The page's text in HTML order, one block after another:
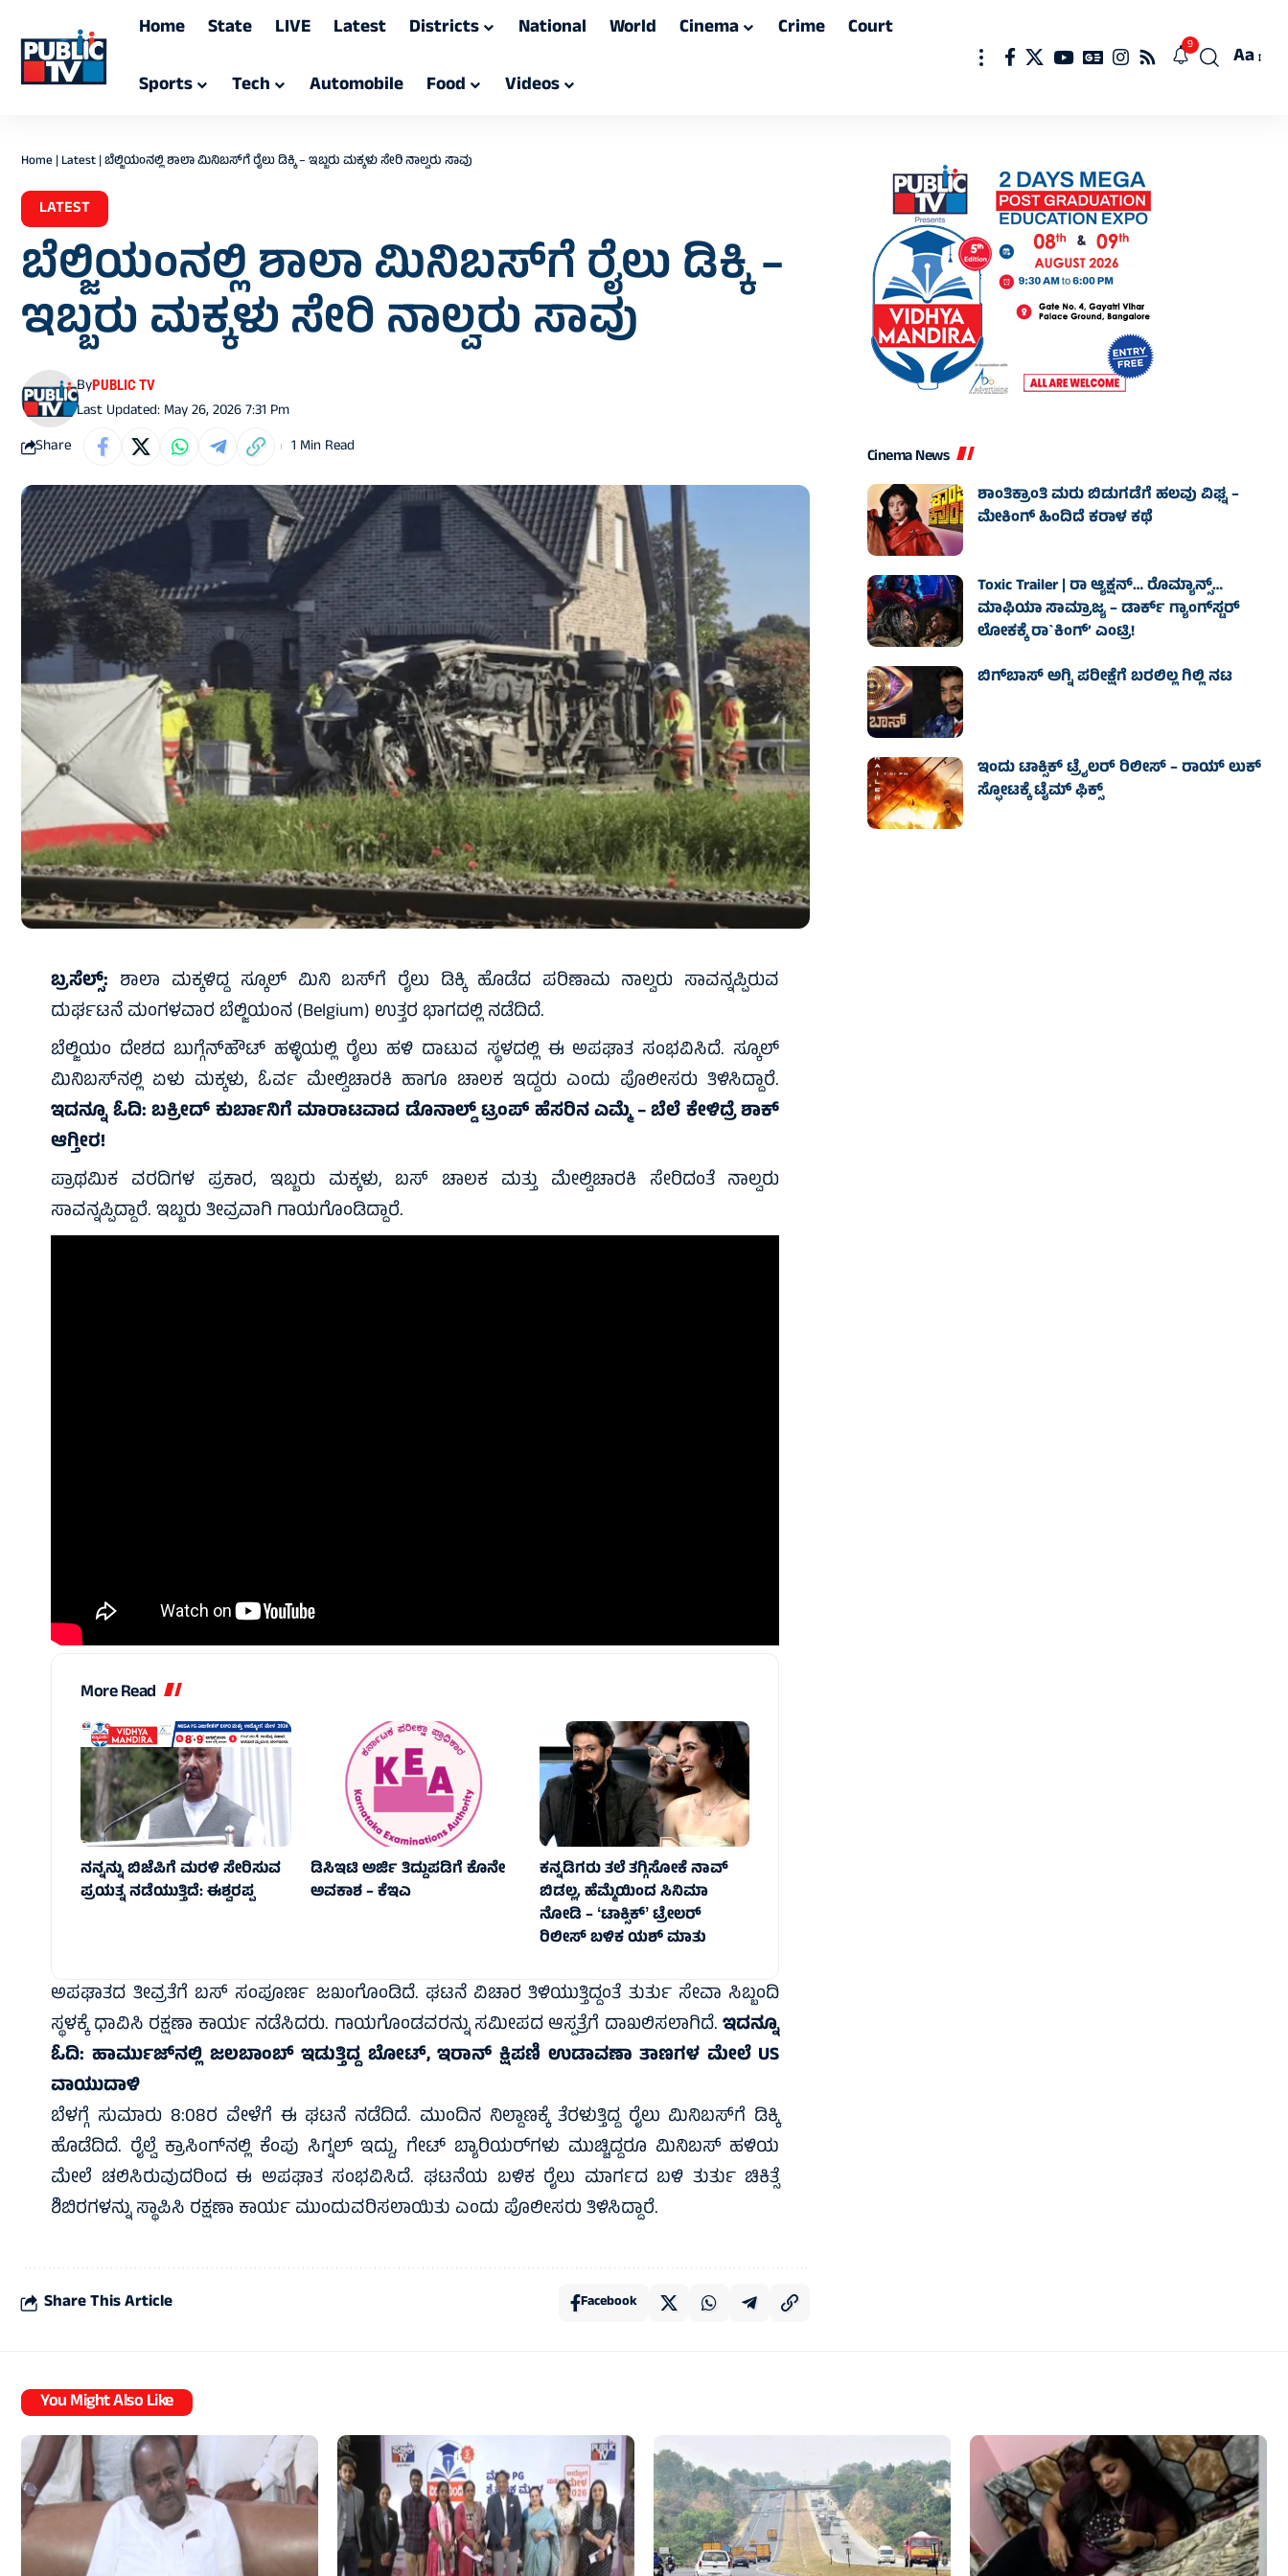
Home State LIVE Latest Districts National World Cinema Crime
Court
Sports
Tech Automobile Food Videos
9
Font
Aa
Home |Latest|ಬೆಲ್ಜಿಯಂನಲ್ಲಿ ಶಾಲಾ ಮಿನಿಬಸ್‌ಗೆ ರೈಲು ಡಿಕ್ಕಿ – ಇಬ್ಬರು ಮಕ್ಕಳು ಸೇರಿ ನಾಲ್ವರು ಸಾವು
LATEST
ಬೆಲ್ಜಿಯಂನಲ್ಲಿ ಶಾಲಾ ಮಿನಿಬಸ್‌ಗೆ ರೈಲು ಡಿಕ್ಕಿ –
ಇಬ್ಬರು ಮಕ್ಕಳು ಸೇರಿ ನಾಲ್ವರು ಸಾವು
Last Updated: May 26, 2026 7:31 Pm
ByPUBLIC TV
Share 1 Min Read
ಬ್ರಸೆಲ್ಸ್: ಶಾಲಾ ಮಕ್ಕಳಿದ್ದ ಸ್ಕೂಲ್ ಮಿನಿ ಬಸ್‌ಗೆ ರೈಲು ಡಿಕ್ಕಿ ಹೊಡೆದ ಪರಿಣಾಮ ನಾಲ್ವರು ಸಾವನ್ನಪ್ಪಿರುವ
ದುರ್ಘಟನೆ ಮಂಗಳವಾರ ಬೆಲ್ಜಿಯಂನ (Belgium) ಉತ್ತರ ಭಾಗದಲ್ಲಿ ನಡೆದಿದೆ.
ಬೆಲ್ಜಿಯಂ ದೇಶದ ಬುಗ್ಗೆನ್‌ಹೌಟ್ ಹಳ್ಳಿಯಲ್ಲಿ ರೈಲು ಹಳಿ ದಾಟುವ ಸ್ಥಳದಲ್ಲಿ ಈ ಅಪಘಾತ ಸಂಭವಿಸಿದೆ. ಸ್ಕೂಲ್
ಮಿನಿಬಸ್‌ನಲ್ಲಿ ಏಳು ಮಕ್ಕಳು, ಓರ್ವ ಮೇಲ್ವಿಚಾರಕಿ ಹಾಗೂ ಚಾಲಕ ಇದ್ದರು ಎಂದು ಪೊಲೀಸರು ತಿಳಿಸಿದ್ದಾರೆ.
ಇದನ್ನೂ ಓದಿ:ಬಕ್ರೀದ್‌ ಕುರ್ಬಾನಿಗೆ ಮಾರಾಟವಾದ ಡೊನಾಲ್ಡ್ ಟ್ರಂಪ್ ಹೆಸರಿನ ಎಮ್ಮೆ – ಬೆಲೆ ಕೇಳಿದ್ರೆ ಶಾಕ್‌
ಆಗ್ತೀರ!
ಪ್ರಾಥಮಿಕ ವರದಿಗಳ ಪ್ರಕಾರ, ಇಬ್ಬರು ಮಕ್ಕಳು, ಬಸ್ ಚಾಲಕ ಮತ್ತು ಮೇಲ್ವಿಚಾರಕಿ ಸೇರಿದಂತೆ ನಾಲ್ವರು
ಸಾವನ್ನಪ್ಪಿದ್ದಾರೆ. ಇಬ್ಬರು ತೀವ್ರವಾಗಿ ಗಾಯಗೊಂಡಿದ್ದಾರೆ.
More Read
ನನ್ನನ್ನು ಬಿಜೆಪಿಗೆ ಮರಳಿ ಸೇರಿಸುವ
ಪ್ರಯತ್ನ ನಡೆಯುತ್ತಿದೆ: ಈಶ್ವರಪ್ಪ
ಡಿಸಿಇಟಿ ಅರ್ಜಿ ತಿದ್ದುಪಡಿಗೆ ಕೊನೇ
ಅವಕಾಶ – ಕೆಇಎ
ಕನ್ನಡಿಗರು ತಲೆ ತಗ್ಗಿಸೋಕೆ ನಾವ್‌
ಬಿಡಲ್ಲ, ಹೆಮ್ಮೆಯಿಂದ ಸಿನಿಮಾ
ನೋಡಿ – ʻಟಾಕ್ಸಿಕ್‌ʼ ಟ್ರೇಲರ್‌
ರಿಲೀಸ್‌ ಬಳಿಕ ಯಶ್‌ ಮಾತು
ಅಪಘಾತದ ತೀವ್ರತೆಗೆ ಬಸ್ ಸಂಪೂರ್ಣ ಜಖಂಗೊಂಡಿದೆ. ಘಟನೆ ವಿಚಾರ ತಿಳಿಯುತ್ತಿದ್ದಂತೆ ತುರ್ತು ಸೇವಾ ಸಿಬ್ಬಂದಿ
ಸ್ಥಳಕ್ಕೆ ಧಾವಿಸಿ ರಕ್ಷಣಾ ಕಾರ್ಯ ನಡೆಸಿದರು. ಗಾಯಗೊಂಡವರನ್ನು ಸಮೀಪದ ಆಸ್ಪತ್ರೆಗೆ ದಾಖಲಿಸಲಾಗಿದೆ.ಇದನ್ನೂ
ಓದಿ: ಹಾರ್ಮುಜ್‌ನಲ್ಲಿ ಜಲಬಾಂಬ್‌ ಇಡುತ್ತಿದ್ದ ಬೋಟ್‌, ಇರಾನ್‌ ಕ್ಷಿಪಣಿ ಉಡಾವಣಾ ತಾಣಗಳ ಮೇಲೆ US
ವಾಯುದಾಳಿ
ಬೆಳಗ್ಗೆ ಸುಮಾರು 8:08ರ ವೇಳೆಗೆ ಈ ಘಟನೆ ನಡೆದಿದೆ. ಮುಂದಿನ ನಿಲ್ದಾಣಕ್ಕೆ ತೆರಳುತ್ತಿದ್ದ ರೈಲು ಮಿನಿಬಸ್‌ಗೆ ಡಿಕ್ಕಿ
ಹೊಡೆದಿದೆ. ರೈಲ್ವೆ ಕ್ರಾಸಿಂಗ್‌ನಲ್ಲಿ ಕೆಂಪು ಸಿಗ್ನಲ್ ಇದ್ದು, ಗೇಟ್ ಬ್ಯಾರಿಯರ್‌ಗಳು ಮುಚ್ಚಿದ್ದರೂ ಮಿನಿಬಸ್ ಹಳಿಯ
ಮೇಲೆ ಚಲಿಸಿರುವುದರಿಂದ ಈ ಅಪಘಾತ ಸಂಭವಿಸಿದೆ. ಘಟನೆಯ ಬಳಿಕ ರೈಲು ಮಾರ್ಗದ ಬಳಿ ತುರ್ತು ಚಿಕಿತ್ಸೆ
ಶಿಬಿರಗಳನ್ನು ಸ್ಥಾಪಿಸಿ ರಕ್ಷಣಾ ಕಾರ್ಯ ಮುಂದುವರಿಸಲಾಯಿತು ಎಂದು ಪೊಲೀಸರು ತಿಳಿಸಿದ್ದಾರೆ.
Share This Article Facebook
Cinema News
ಶಾಂತಿಕ್ರಾಂತಿ ಮರು ಬಿಡುಗಡೆಗೆ ಹಲವು ವಿಘ್ನ –
ಮೇಕಿಂಗ್ ಹಿಂದಿದೆ ಕರಾಳ ಕಥೆ
Toxic Trailer | ರಾ ಆ್ಯಕ್ಷನ್‌… ರೊಮ್ಯಾನ್ಸ್‌…
ಮಾಫಿಯಾ ಸಾಮ್ರಾಜ್ಯ – ಡಾರ್ಕ್‌ ಗ್ಯಾಂಗ್‌ಸ್ಟರ್‌
ಲೋಕಕ್ಕೆ ರಾ`ಕಿಂಗ್‌’ ಎಂಟ್ರಿ!
ಬಿಗ್‌ಬಾಸ್ ಅಗ್ನಿ ಪರೀಕ್ಷೆಗೆ ಬರಲಿಲ್ಲ ಗಿಲ್ಲಿ ನಟ
ಇಂದು ಟಾಕ್ಸಿಕ್ ಟ್ರೈಲರ್ ರಿಲೀಸ್‌ – ರಾಯ್‌ ಲುಕ್
ಸ್ಫೋಟಕ್ಕೆ ಟೈಮ್‌ ಫಿಕ್ಸ್‌
You Might Also Like